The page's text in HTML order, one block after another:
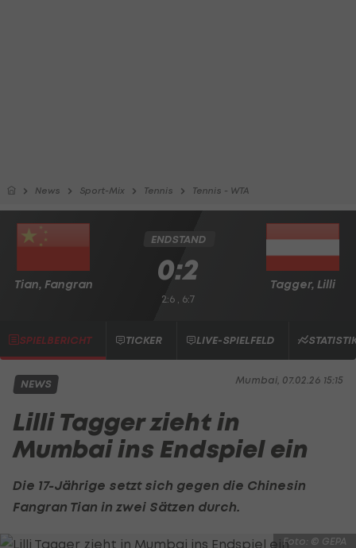
News Sport-Mix Tennis Tennis - WTA
Tian, Fangran Tagger, Lilli
ENDSTAND
0:2
2:6 , 6:7
SPIELBERICHT TICKER LIVE-SPIELFELD
Mumbai, 07.02.26 15:15
NEWS
Lilli Tagger zieht in
Mumbai ins Endspiel ein
Die 17-Jährige setzt sich gegen die Chinesin
Fangran Tian in zwei Sätzen durch.
Foto: © GEPA